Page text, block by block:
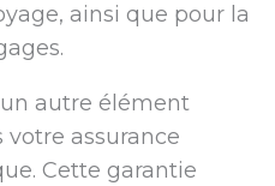
ainsi que pour la
un autre élément
assurance
Cette garantie